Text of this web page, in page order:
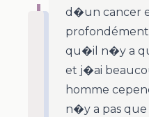
d�un cancer
profondément
qu�il n�y a
et j�ai
homme
n�y a pas